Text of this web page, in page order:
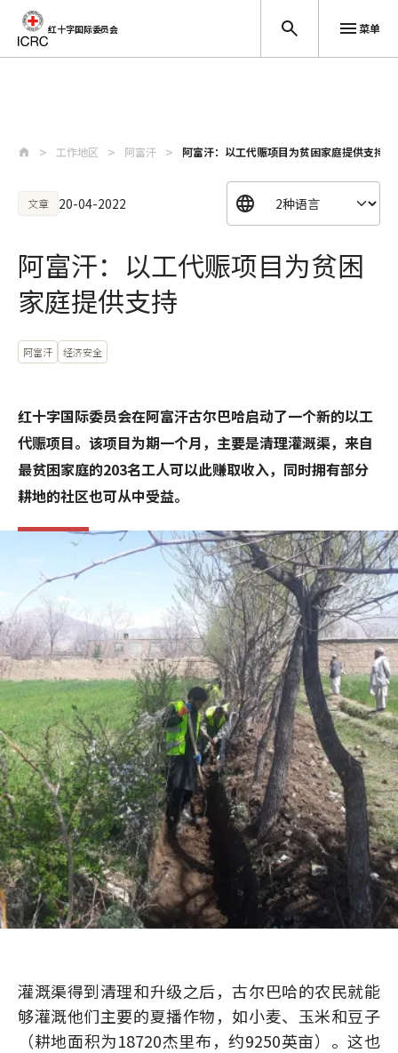
红十字国际委员会 菜单
工作地区 阿富汗 阿富汗：以工代赈项目为贫困家庭提供支持
文章 20-04-2022
阿富汗：以工代赈项目为贫困
家庭提供支持
阿富汗 经济安全
红十字国际委员会在阿富汗古尔巴哈启动了一个新的以工
代赈项目。该项目为期一个月，主要是清理灌溉渠，来自
最贫困家庭的203名工人可以此赚取收入，同时拥有部分
耕地的社区也可从中受益。
灌溉渠得到清理和升级之后，古尔巴哈的农民就能
够灌溉他们主要的夏播作物，如小麦、玉米和豆子
（耕地面积为18720杰里布，约9250英亩）。这也